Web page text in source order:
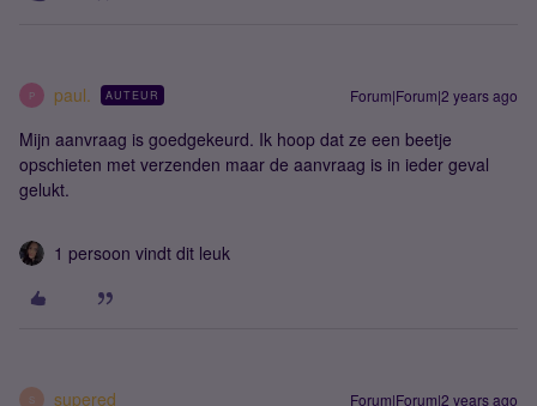
P paul. AUTEUR Forum|Forum|2 years ago
Mijn aanvraag is goedgekeurd. Ik hoop dat ze een beetje
opschieten met verzenden maar de aanvraag is in ieder geval
gelukt.
1 persoon vindt dit leuk
S supered Forum|Forum|2 years ago